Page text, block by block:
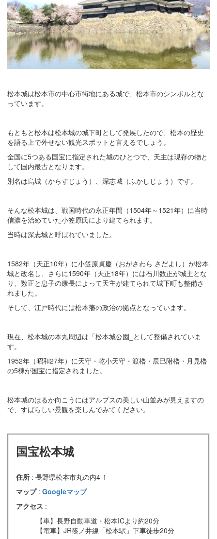
松本城は松本市の中心市街地にある城で、松本市のシンボルとな
っています。
もともと松本は松本城の城下町として発展したので、松本の歴史
を語る上で外せない観光スポットと言えるでしょう。
全国に5つある国宝に指定された城のひとつで、天主は現存の物と
して国内最古となります。
別名は烏城（からすじょう）、深志城（ふかしじょう）です。
そんな松本城は、戦国時代の永正年間（1504年～1521年）に当時
信濃を治めていた小笠原氏により建てられます。
当時は深志城と呼ばれていました。
1582年（天正10年）に小笠原貞慶（おがさわら さだよし）が松本
城と改名し、さらに1590年（天正18年）には石川数正が城主とな
り、数正と息子の康長によって天主が建てられて城下町も整備さ
れました。
そして、江戸時代には松本藩の政治の拠点となっています。
現在、松本城の本丸周辺は「松本城公園_として整備されていま
す。
1952年（昭和27年）に天守・乾小天守・渡櫓・辰巳附櫓・月見櫓
の5棟が国宝に指定されました。
松本城のはるか向こうにはアルプスの美しい山並みが見えますの
で、すばらしい景観を楽しんでみてください。
国宝松本城
住所 : 長野県松本市丸の内4-1
マップ : Googleマップ
アクセス :
【車】長野自動車道・松本ICより約20分
【電車】JR篠ノ井線「松本駅」下車徒歩20分